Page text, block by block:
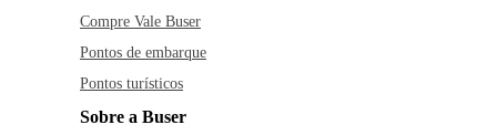
Compre Vale Buser
Pontos de embarque
Pontos turísticos
Sobre a Buser